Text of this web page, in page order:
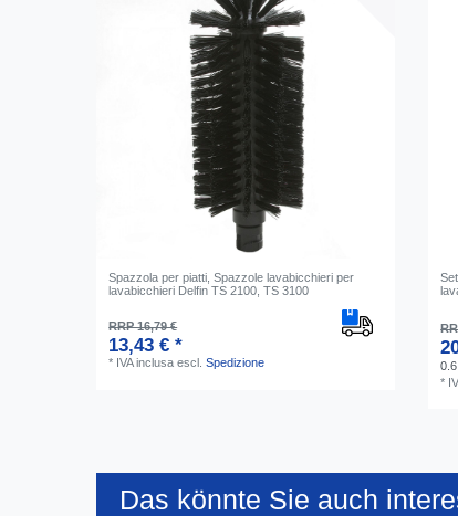
Spazzola per piatti, Spazzole lavabicchieri per
lavabicchieri Delfin TS 2100, TS 3100
RRP 16,79 €
13,43 € *
* IVA inclusa escl.Spedizione 0.6
*
Das könnte Sie auch